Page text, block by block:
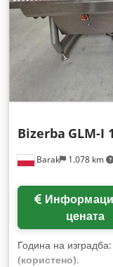
Barak 1.078 km
Bizerba GLM-I
цената
Година на изградба:
(користено),